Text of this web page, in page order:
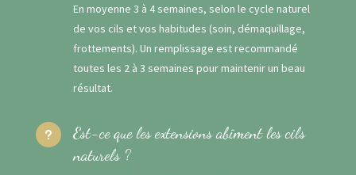
En moyenne 3 à 4 semaines, selon le cycle naturel
de vos cils et vos habitudes (soin, démaquillage,
frottements). Un remplissage est recommandé
toutes les 2 à 3 semaines pour maintenir un beau
résultat.
u
Est-ce que les extensions abîment les cils
naturels ?